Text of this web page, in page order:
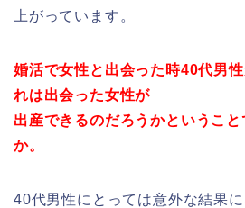
上がっています。
婚活で女性と出会った時40代男
れは出会った女性が
出産できるのだろうかということ
か。
40代男性にとっては意外な結果